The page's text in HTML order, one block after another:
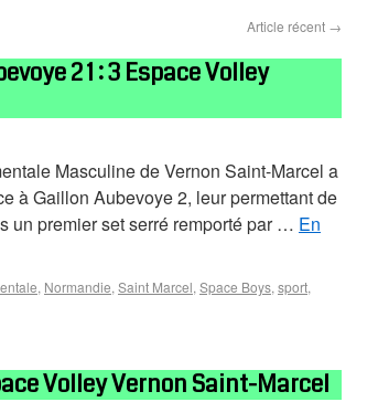
Article récent →
2 1 : 3 Espace Volley
Masculine de Vernon Saint-Marcel a
à Gaillon Aubevoye 2, leur permettant de
un premier set serré remporté par … En
, Normandie, Saint Marcel, Space Boys, sport,
Volley Vernon Saint-Marcel